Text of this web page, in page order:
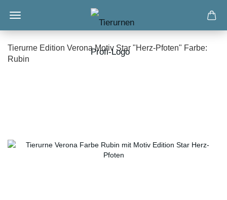
Tierurne Edition Verona Motiv Star "Herz-Pfoten" Farbe:
Rubin